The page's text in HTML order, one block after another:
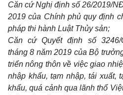
Căn cứ Nghị định số 26/2019/
2019 của Chính phủ quy định
pháp thi hành Luật Thủy sản;
Căn cứ Quyết định số 3246/
tháng 8 năm 2019 của Bộ
triển nông thôn về việc giao
nhập khẩu, tạm nhập, tái xuất,
khẩu, quá cảnh qua lãnh thổ